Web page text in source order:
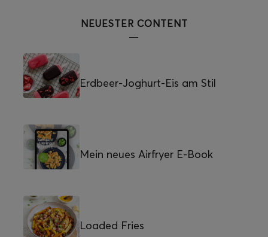
NEUESTER CONTENT
Erdbeer-Joghurt-Eis am Stil
Mein neues Airfryer E-Book
Loaded Fries